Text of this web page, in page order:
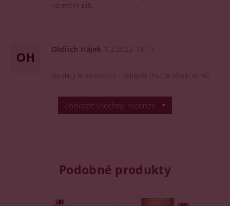
normální pití.
OH
Oldřich Hájek 1.2.2022 14:11
Opakuji to co ostatní - nejlepší chuť ze všech rumů.
Zobrazit všechny recenze
Podobné produkty